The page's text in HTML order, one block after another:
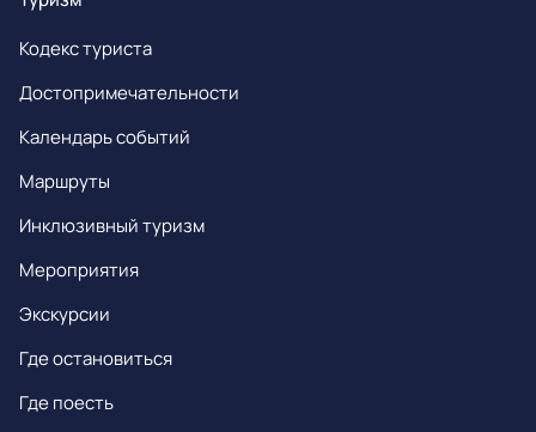
Кодекс туриста
Достопримечательности
Календарь событий
Маршруты
Инклюзивный туризм
Мероприятия
Экскурсии
Где остановиться
Где поесть